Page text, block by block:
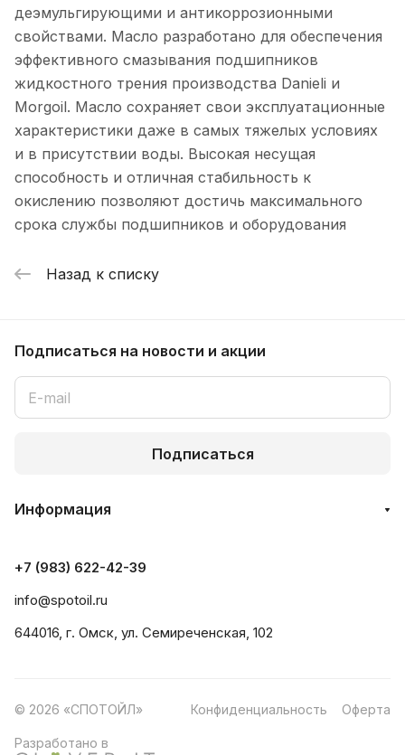
деэмульгирующими и антикоррозионными
свойствами. Масло разработано для обеспечения
эффективного смазывания подшипников
жидкостного трения производства Danieli и
Morgoil. Масло сохраняет свои эксплуатационные
характеристики даже в самых тяжелых условиях
и в присутствии воды. Высокая несущая
способность и отличная стабильность к
окислению позволяют достичь максимального
срока службы подшипников и оборудования
Назад к списку
Подписаться на новости и акции
Подписаться
Информация
+7 (983) 622-42-39
info@spotoil.ru
644016, г. Омск, ул. Семиреченская, 102
© 2026 «СПОТОЙЛ» Конфиденциальность Оферта
Разработано в